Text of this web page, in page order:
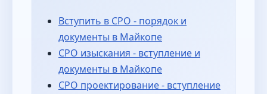
Вступить в СРО - порядок и
документы в Майкопе
СРО изыскания - вступление и
документы в Майкопе
СРО проектирование - вступление